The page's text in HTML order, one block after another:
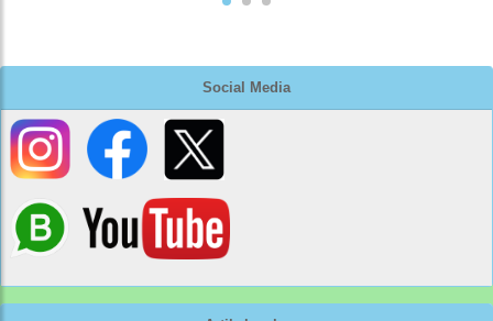
Social Media